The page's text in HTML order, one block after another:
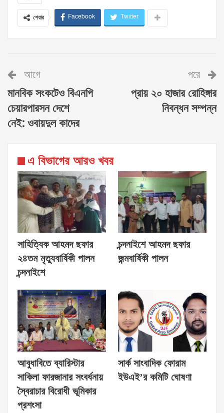
শেয়ার Facebook Twitter
আগে
মানবিক সংকটেও বিএনপি
চেয়ারপারসন দেশে
নেই: ওবায়দুল কাদের
পরে
প্রায় ২০ হাজার রোহিঙ্গার
নিবন্ধন সম্পন্ন
এ বিভাগের আরও খবর
সাহিত্যিক আহমদ ছফার
২৪তম মৃত্যুবার্ষিকী পালন
চন্দনাইশে
চন্দনাইশে আহমদ ছফার
জন্মবার্ষিকী পালন
আবুধাবিতে ব্যারিস্টার
সাকিলা ফারজানার সংবর্ধনায়
স্বৈরাচার বিরোধী ভূমিকার
প্রশংসা
সার্ক সাংবাদিক ফোরাম
ইউএই’র কমিটি ঘোষণা